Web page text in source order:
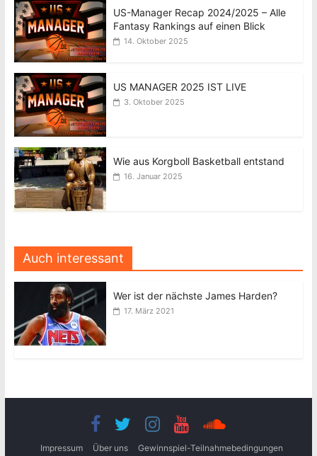
US-Manager Recap 2024/2025 – Alle
Fantasy Rankings auf einen Blick
14. Oktober 2025
US MANAGER 2025 IST LIVE
3. Oktober 2025
Wie aus Korgboll Basketball entstand
16. Januar 2025
Auch interessant
Wer ist der nächste James Harden?
17. März 2021
Impressum Über uns
Gewinnspiel-Teilnahmebedingungen